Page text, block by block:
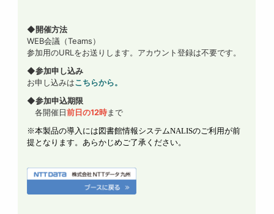
◆開催方法
WEB会議（Teams）
参加用のURLをお送りします。アカウント登録は不要です。
◆参加申し込み
お申し込みはこちらから。
◆参加申込期限
各開催日前日の12時まで
※本製品の導入には図書館情報システムNALISのご利用が前
提となります。あらかじめご了承ください。